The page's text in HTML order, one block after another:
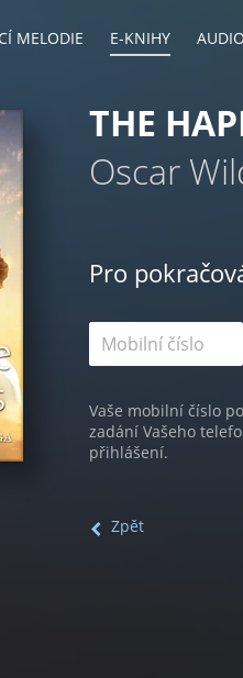
MELODIE E-KNIHY
THE
Oscar
Pro
Vaše mobilní číslo
zadání Vašeho
přihlášení.
Zpět